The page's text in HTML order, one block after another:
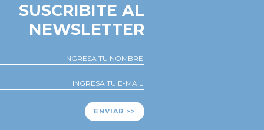
SUSCRIBITE AL
NEWSLETTER
ENVIAR >>